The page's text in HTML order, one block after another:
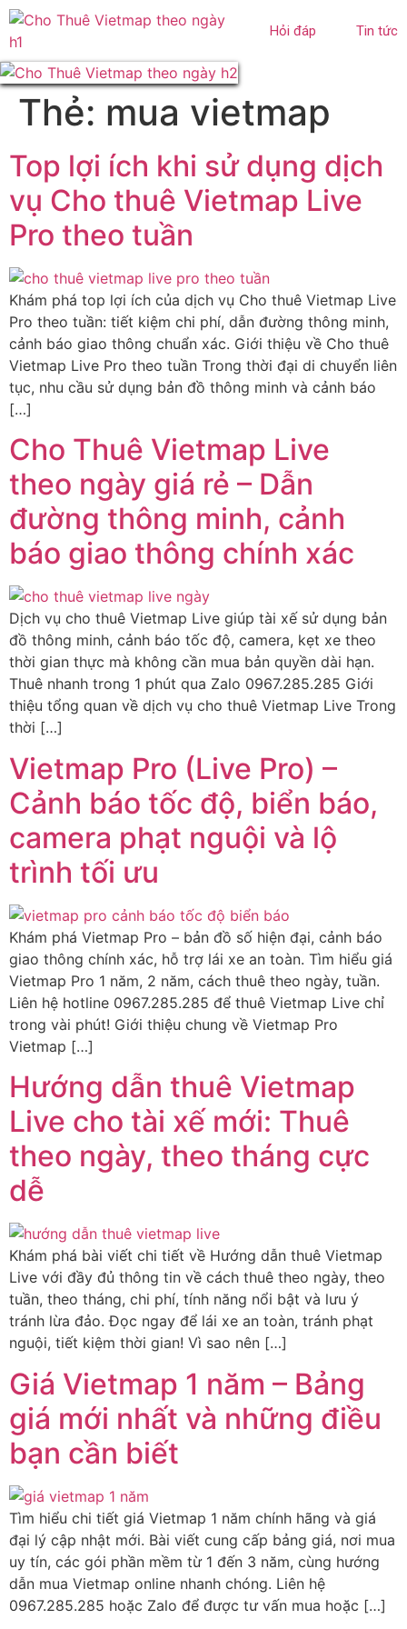
Hỏi đáp Tin tức
Thẻ: mua vietmap
Top lợi ích khi sử dụng dịch
vụ Cho thuê Vietmap Live
Pro theo tuần
Khám phá top lợi ích của dịch vụ Cho thuê Vietmap Live
Pro theo tuần: tiết kiệm chi phí, dẫn đường thông minh,
cảnh báo giao thông chuẩn xác. Giới thiệu về Cho thuê
Vietmap Live Pro theo tuần Trong thời đại di chuyển liên
tục, nhu cầu sử dụng bản đồ thông minh và cảnh báo
[…]
Cho Thuê Vietmap Live
theo ngày giá rẻ – Dẫn
đường thông minh, cảnh
báo giao thông chính xác
Dịch vụ cho thuê Vietmap Live giúp tài xế sử dụng bản
đồ thông minh, cảnh báo tốc độ, camera, kẹt xe theo
thời gian thực mà không cần mua bản quyền dài hạn.
Thuê nhanh trong 1 phút qua Zalo 0967.285.285 Giới
thiệu tổng quan về dịch vụ cho thuê Vietmap Live Trong
thời […]
Vietmap Pro (Live Pro) –
Cảnh báo tốc độ, biển báo,
camera phạt nguội và lộ
trình tối ưu
Khám phá Vietmap Pro – bản đồ số hiện đại, cảnh báo
giao thông chính xác, hỗ trợ lái xe an toàn. Tìm hiểu giá
Vietmap Pro 1 năm, 2 năm, cách thuê theo ngày, tuần.
Liên hệ hotline 0967.285.285 để thuê Vietmap Live chỉ
trong vài phút! Giới thiệu chung về Vietmap Pro
Vietmap […]
Hướng dẫn thuê Vietmap
Live cho tài xế mới: Thuê
theo ngày, theo tháng cực
dễ
Khám phá bài viết chi tiết về Hướng dẫn thuê Vietmap
Live với đầy đủ thông tin về cách thuê theo ngày, theo
tuần, theo tháng, chi phí, tính năng nổi bật và lưu ý
tránh lừa đảo. Đọc ngay để lái xe an toàn, tránh phạt
nguội, tiết kiệm thời gian! Vì sao nên […]
Giá Vietmap 1 năm – Bảng
giá mới nhất và những điều
bạn cần biết
Tìm hiểu chi tiết giá Vietmap 1 năm chính hãng và giá
đại lý cập nhật mới. Bài viết cung cấp bảng giá, nơi mua
uy tín, các gói phần mềm từ 1 đến 3 năm, cùng hướng
dẫn mua Vietmap online nhanh chóng. Liên hệ
0967.285.285 hoặc Zalo để được tư vấn mua hoặc […]